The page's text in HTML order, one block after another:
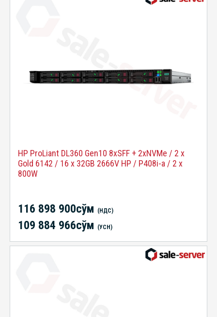
HP ProLiant DL360 Gen10 8xSFF + 2xNVMe / 2 x
Gold 6142 / 16 x 32GB 2666V HP / P408i-a / 2 x
800W
116 898 900сўм (НДС)
109 884 966сўм (УСН)